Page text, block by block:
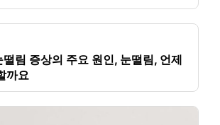
림 증상의 주요 원인, 눈떨림, 언제
까요